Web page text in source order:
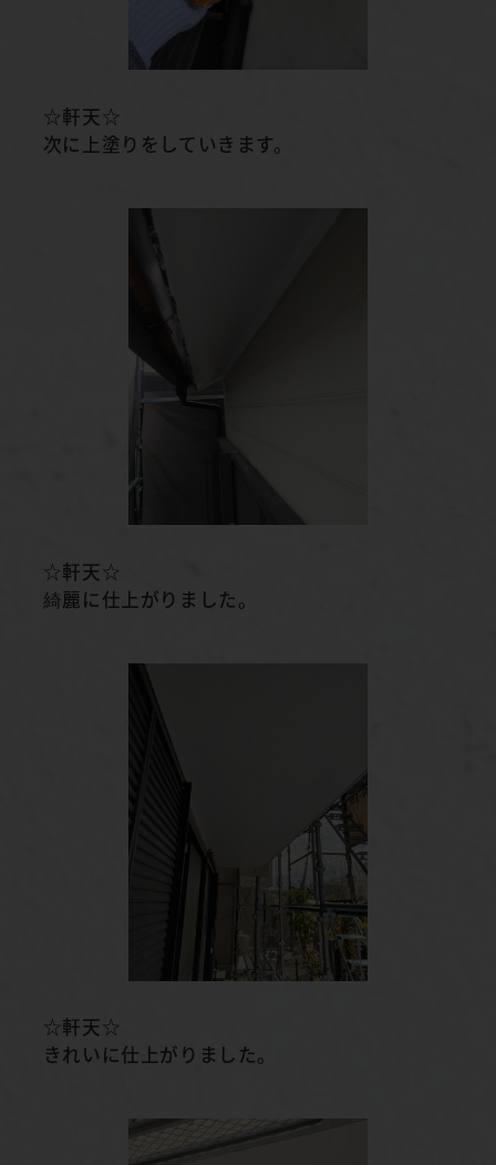
☆軒天☆
次に上塗りをしていきます。
☆軒天☆
綺麗に仕上がりました。
☆軒天☆
きれいに仕上がりました。